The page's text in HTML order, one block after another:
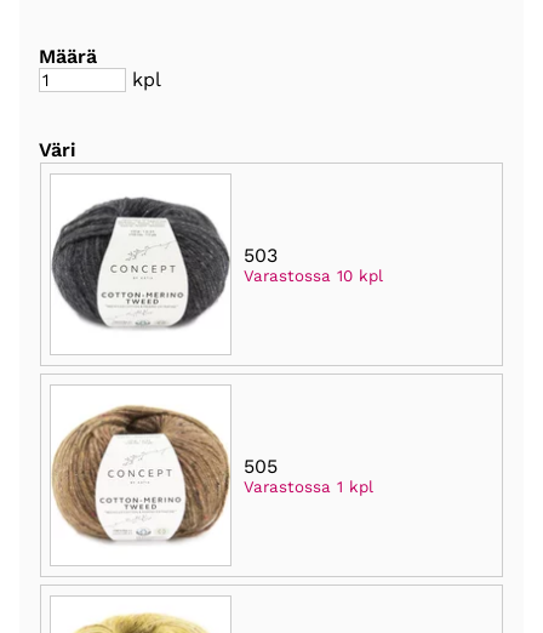
Määrä
kpl
Väri
503
Varastossa 10 kpl
505
Varastossa 1 kpl